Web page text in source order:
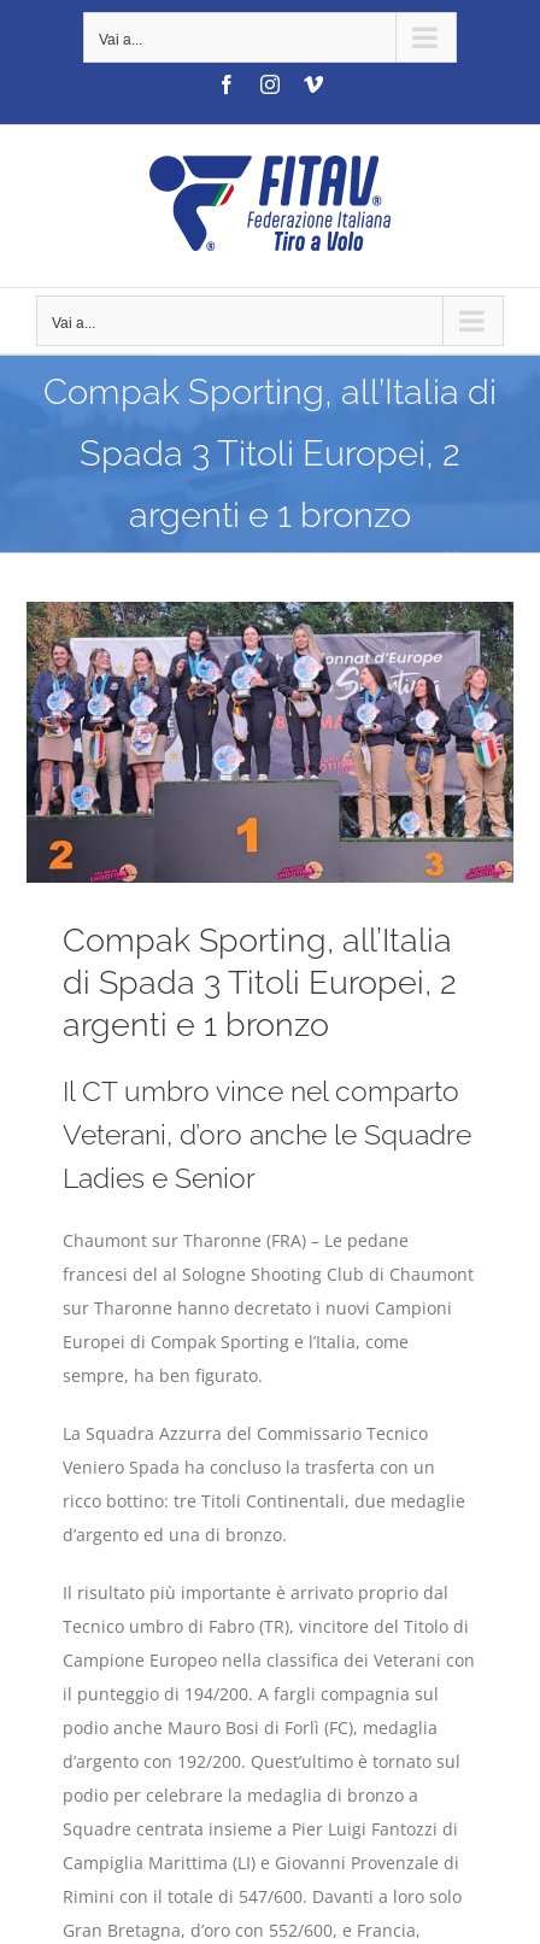
Vai a...
FacebookInstagramVimeo
Vai a...
Compak Sporting, all’Italia di
Spada 3 Titoli Europei, 2
argenti e 1 bronzo
Ingrandisci
immagine
Compak Sporting, all’Italia
di Spada 3 Titoli Europei, 2
argenti e 1 bronzo
Il CT umbro vince nel comparto
Veterani, d’oro anche le Squadre
Ladies e Senior
Chaumont sur Tharonne (FRA) – Le pedane
francesi del al Sologne Shooting Club di Chaumont
sur Tharonne hanno decretato i nuovi Campioni
Europei di Compak Sporting e l’Italia, come
sempre, ha ben figurato.
La Squadra Azzurra del Commissario Tecnico
Veniero Spada ha concluso la trasferta con un
ricco bottino: tre Titoli Continentali, due medaglie
d’argento ed una di bronzo.
Il risultato più importante è arrivato proprio dal
Tecnico umbro di Fabro (TR), vincitore del Titolo di
Campione Europeo nella classifica dei Veterani con
il punteggio di 194/200. A fargli compagnia sul
podio anche Mauro Bosi di Forlì (FC), medaglia
d’argento con 192/200. Quest’ultimo è tornato sul
podio per celebrare la medaglia di bronzo a
Squadre centrata insieme a Pier Luigi Fantozzi di
Campiglia Marittima (LI) e Giovanni Provenzale di
Rimini con il totale di 547/600. Davanti a loro solo
Gran Bretagna, d’oro con 552/600, e Francia,